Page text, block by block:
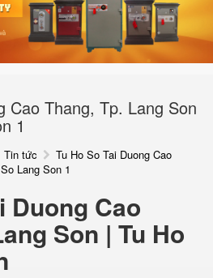
Cao Thang, Tp. Lang Son
1
Tin tức
Tu Ho So Tai Duong Cao
Lang Son 1
Duong Cao
Son | Tu Ho